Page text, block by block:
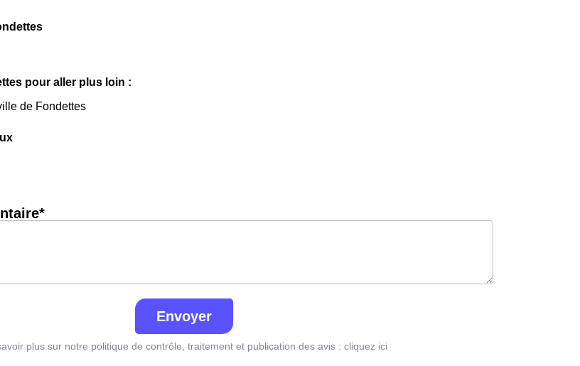
pour aller plus loin :
de Fondettes
Envoyer
plus sur notre politique de contrôle, traitement et publication des avis : cliquez ici